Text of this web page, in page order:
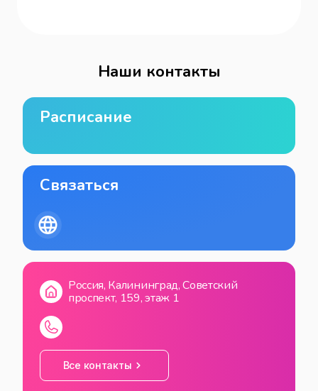
Наши контакты
Расписание
Связаться
Россия, Калининград, Советский
проспект, 159, этаж 1
Все контакты